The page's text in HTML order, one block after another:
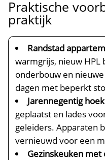
Praktische
praktijk
Randstad
warmgrijs, nieuw HPL
onderbouw en
dagen met beperkt
Jarennegentig
geplaatst en lades
geleiders.​ Apparaten
vernieuwd voor een
Gezinskeuken